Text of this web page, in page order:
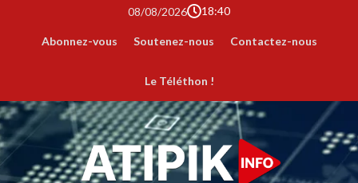
08/08/2026 18:40
Abonnez-vous Soutenez-nous Contactez-nous
Le Téléthon !